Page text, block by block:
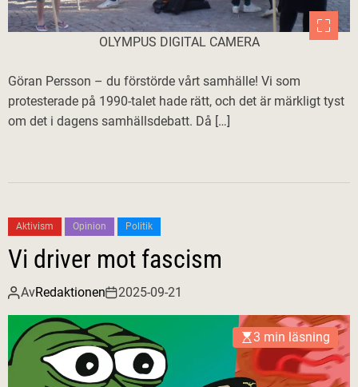
OLYMPUS DIGITAL CAMERA
Göran Persson – du förstörde vårt samhälle! Vi som
protesterade på 1990-talet hade rätt, och det är märkligt tyst
om det i dagens samhällsdebatt. Då […]
Aktivism Opinion Politik
Vi driver mot fascism
AvRedaktionen 2025-09-21
3 min läsning